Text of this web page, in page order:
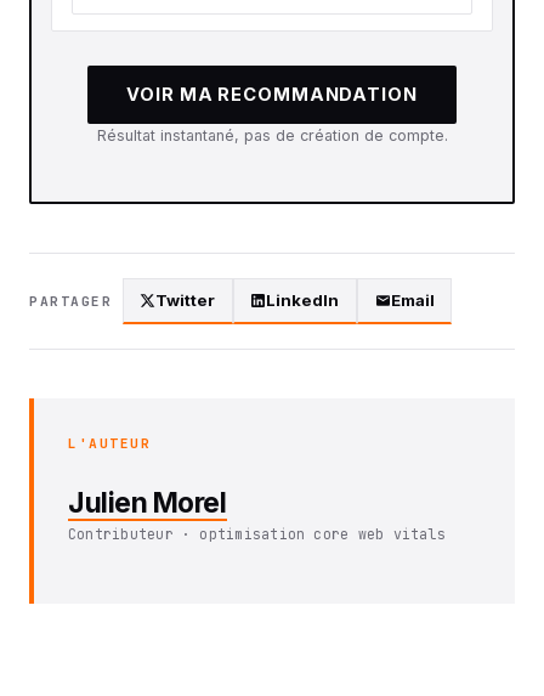
VOIR MA RECOMMANDATION
Résultat instantané, pas de création de compte.
PARTAGER Twitter LinkedIn Email
L'AUTEUR
Julien Morel
Contributeur · optimisation core web vitals